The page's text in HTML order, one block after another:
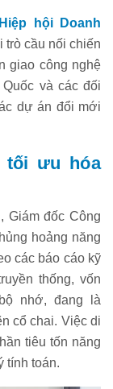
hội Doanh
trò cầu nối chiến
giao công nghệ
và các đối
dự án đổi mới
tối ưu hóa
Giám đốc Công
hoảng năng
các báo cáo kỹ
thống, vốn
nhớ, đang là
cổ chai. Việc di
tiêu tốn năng
tính toán.